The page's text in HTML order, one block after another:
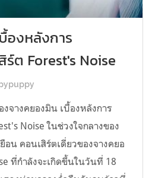
องหลังการ
ร์ต Forest's Noise
จางคยองมิน เบื้องหลังการ
Noise ในช่วงใจกลางของ
อน คอนเสิร์ตเดี่ยวของจางคยอ
ที่กำลังจะเกิดขึ้นในวันที่ 18